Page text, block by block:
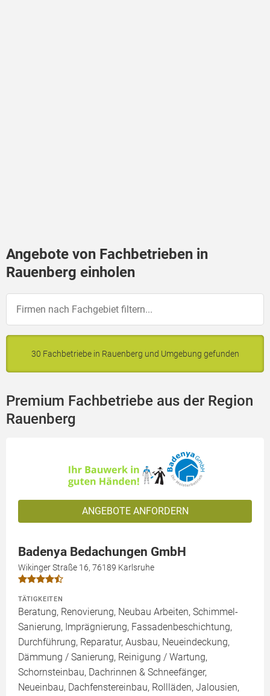
Angebote von Fachbetrieben in
Rauenberg einholen
30 Fachbetriebe in Rauenberg und Umgebung gefunden
Premium Fachbetriebe aus der Region
Rauenberg
ANGEBOTE ANFORDERN
Badenya Bedachungen GmbH
Wikinger Straße 16, 76189 Karlsruhe
TÄTIGKEITEN
Beratung, Renovierung, Neubau Arbeiten, Schimmel-
Sanierung, Imprägnierung, Fassadenbeschichtung,
Durchführung, Reparatur, Ausbau, Neueindeckung,
Dämmung / Sanierung, Reinigung / Wartung,
Schornsteinbau, Dachrinnen & Schneefänger,
Neueinbau, Dachfenstereinbau, Rollläden, Jalousien,